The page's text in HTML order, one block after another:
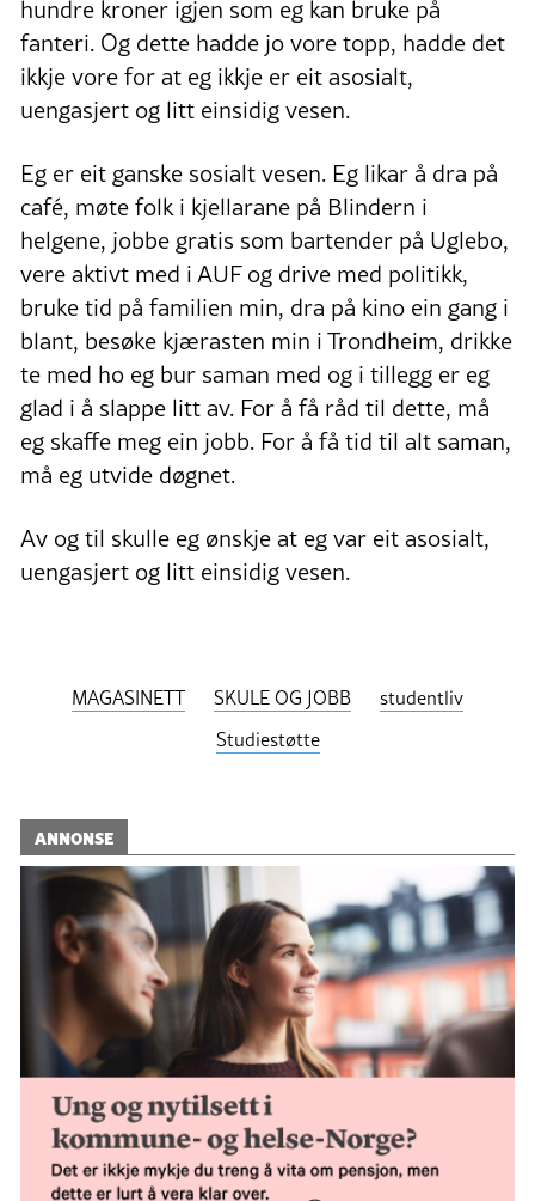
hundre kroner igjen som eg kan bruke på
fanteri. Og dette hadde jo vore topp, hadde det
ikkje vore for at eg ikkje er eit asosialt,
uengasjert og litt einsidig vesen.
Eg er eit ganske sosialt vesen. Eg likar å dra på
café, møte folk i kjellarane på Blindern i
helgene, jobbe gratis som bartender på Uglebo,
vere aktivt med i AUF og drive med politikk,
bruke tid på familien min, dra på kino ein gang i
blant, besøke kjærasten min i Trondheim, drikke
te med ho eg bur saman med og i tillegg er eg
glad i å slappe litt av. For å få råd til dette, må
eg skaffe meg ein jobb. For å få tid til alt saman,
må eg utvide døgnet.
Av og til skulle eg ønskje at eg var eit asosialt,
uengasjert og litt einsidig vesen.
MAGASINETT SKULE OG JOBB
studentliv
Studiestøtte
ANNONSE